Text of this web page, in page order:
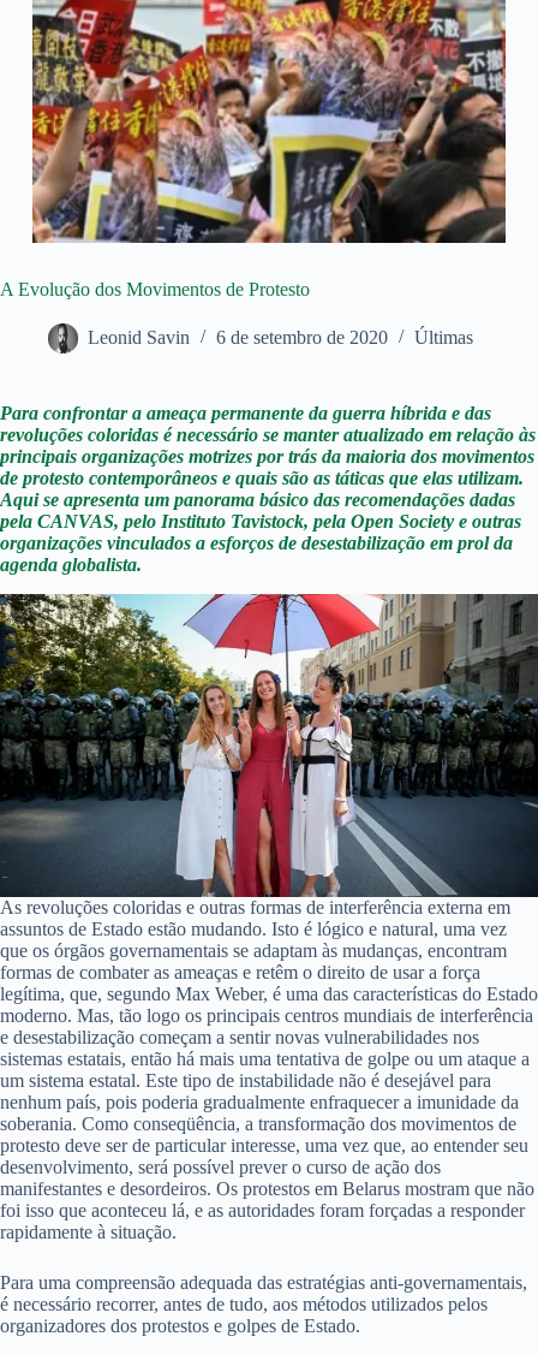
A Evolução dos Movimentos de Protesto
Leonid Savin 6 de setembro de 2020 Últimas
Para confrontar a ameaça permanente da guerra híbrida e das
revoluções coloridas é necessário se manter atualizado em relação às
principais organizações motrizes por trás da maioria dos movimentos
de protesto contemporâneos e quais são as táticas que elas utilizam.
Aqui se apresenta um panorama básico das recomendações dadas
pela CANVAS, pelo Instituto Tavistock, pela Open Society e outras
organizações vinculados a esforços de desestabilização em prol da
agenda globalista.
As revoluções coloridas e outras formas de interferência externa em
assuntos de Estado estão mudando. Isto é lógico e natural, uma vez
que os órgãos governamentais se adaptam às mudanças, encontram
formas de combater as ameaças e retêm o direito de usar a força
legítima, que, segundo Max Weber, é uma das características do Estado
moderno. Mas, tão logo os principais centros mundiais de interferência
e desestabilização começam a sentir novas vulnerabilidades nos
sistemas estatais, então há mais uma tentativa de golpe ou um ataque a
um sistema estatal. Este tipo de instabilidade não é desejável para
nenhum país, pois poderia gradualmente enfraquecer a imunidade da
soberania. Como conseqüência, a transformação dos movimentos de
protesto deve ser de particular interesse, uma vez que, ao entender seu
desenvolvimento, será possível prever o curso de ação dos
manifestantes e desordeiros. Os protestos em Belarus mostram que não
foi isso que aconteceu lá, e as autoridades foram forçadas a responder
rapidamente à situação.
Para uma compreensão adequada das estratégias anti-governamentais,
é necessário recorrer, antes de tudo, aos métodos utilizados pelos
organizadores dos protestos e golpes de Estado.